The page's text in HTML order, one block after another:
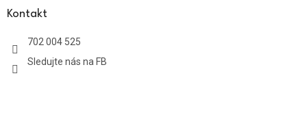
Kontakt
702 004 525
Sledujte nás na FB